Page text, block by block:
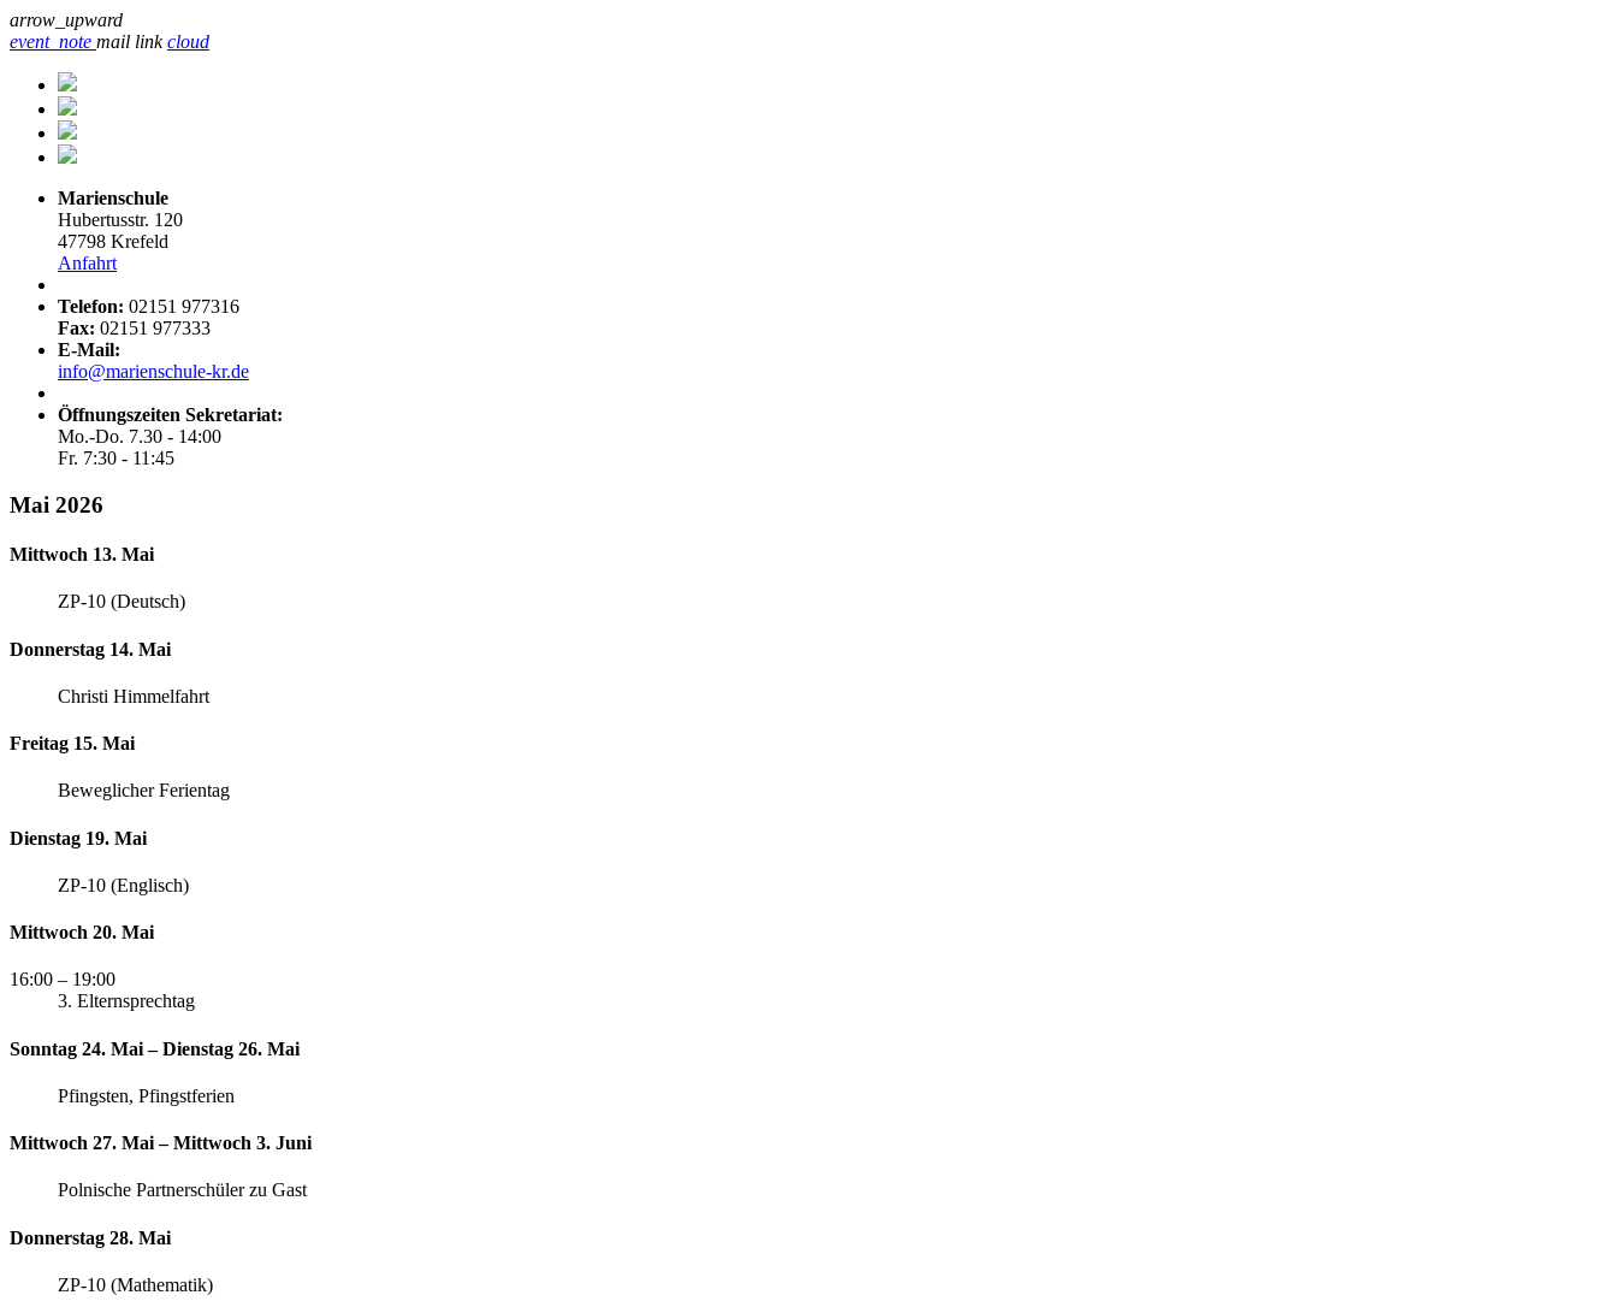
arrow_upward
event_note mail link cloud
Marienschule
Hubertusstr. 120
47798 Krefeld
Anfahrt
Telefon: 02151 977316
Fax: 02151 977333
E-Mail:
info@marienschule-kr.de
Öffnungszeiten Sekretariat:
Mo.-Do. 7.30 - 14:00
Fr. 7:30 - 11:45
Mai 2026
Mittwoch 13. Mai
ZP-10 (Deutsch)
Donnerstag 14. Mai
Christi Himmelfahrt
Freitag 15. Mai
Beweglicher Ferientag
Dienstag 19. Mai
ZP-10 (Englisch)
Mittwoch 20. Mai
16:00 – 19:00
3. Elternsprechtag
Sonntag 24. Mai – Dienstag 26. Mai
Pfingsten, Pfingstferien
Mittwoch 27. Mai – Mittwoch 3. Juni
Polnische Partnerschüler zu Gast
Donnerstag 28. Mai
ZP-10 (Mathematik)